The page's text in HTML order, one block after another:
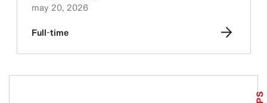
may 20, 2026
Full-time